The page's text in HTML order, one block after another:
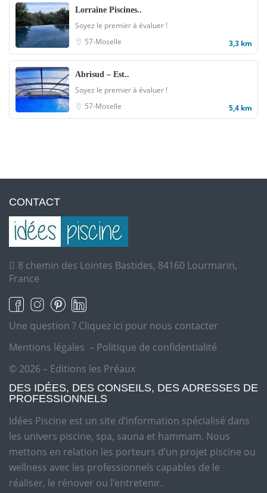
Lorraine Piscines..
Soyez le premier à évaluer !
57-Moselle
3,3 km
Abrisud – Est..
Soyez le premier à évaluer !
57-Moselle
5,4 km
CONTACT
8 chemin des Lointes Bastides, 84160 Lourmarin,
France
Une question ? Cliquez ici pour nous contacter
Mentions légales – Politique de confidentialité
© 2026 – Editions les Préaux
DES IDÉES, DES CONSEILS, DES ADRESSES DE
PROFESSIONNELS
Idées Piscine est un site d’information spécialisé dans
les univers piscine, spa, sauna et hammam. Nous
mettons en relation les porteurs d’un projet piscine ou
wellness avec les professionnels capables de le
réaliser, le rénover ou l’entretenir.